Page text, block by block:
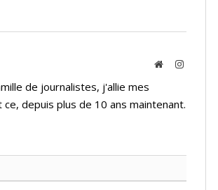
WebsiteInstagram
de journalistes, j'allie mes
depuis plus de 10 ans maintenant.